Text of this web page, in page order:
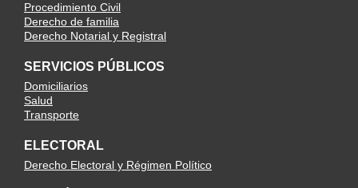
Procedimiento Civil
Derecho de familia
Derecho Notarial y Registral
SERVICIOS PÚBLICOS
Domiciliarios
Salud
Transporte
ELECTORAL
Derecho Electoral y Régimen Político